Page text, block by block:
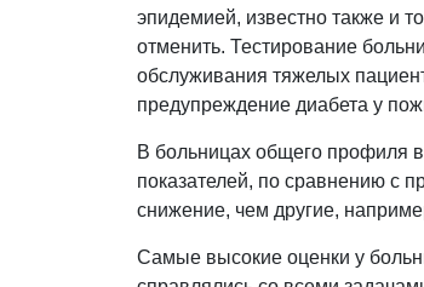
эпидемией, известно также и
отменить. Тестирование
обслуживания тяжелых
предупреждение диабета у
В больницах общего профиля
показателей, по сравнению с
снижение, чем другие,
Самые высокие оценки у